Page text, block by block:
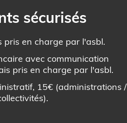
sécurisés
pris en charge par l'asbl.
avec communication
pris en charge par l'asbl.
15€ (administrations /